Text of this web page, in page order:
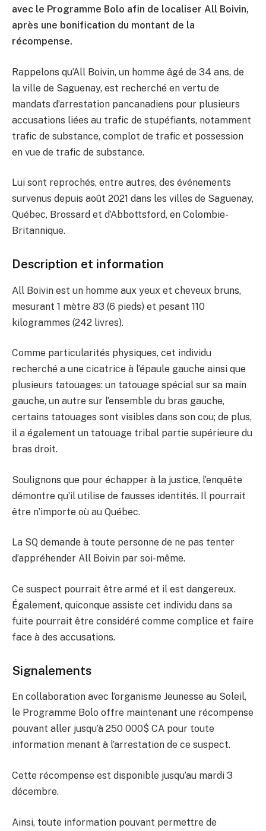
avec le Programme Bolo afin de localiser All Boivin,
après une bonification du montant de la
récompense.
Rappelons qu’All Boivin, un homme âgé de 34 ans, de
la ville de Saguenay, est recherché en vertu de
mandats d’arrestation pancanadiens pour plusieurs
accusations liées au trafic de stupéfiants, notamment
trafic de substance, complot de trafic et possession
en vue de trafic de substance.
Lui sont reprochés, entre autres, des événements
survenus depuis août 2021 dans les villes de Saguenay,
Québec, Brossard et d’Abbottsford, en Colombie-
Britannique.
Description et information
All Boivin est un homme aux yeux et cheveux bruns,
mesurant 1 mètre 83 (6 pieds) et pesant 110
kilogrammes (242 livres).
Comme particularités physiques, cet individu
recherché a une cicatrice à l’épaule gauche ainsi que
plusieurs tatouages: un tatouage spécial sur sa main
gauche, un autre sur l’ensemble du bras gauche,
certains tatouages sont visibles dans son cou; de plus,
il a également un tatouage tribal partie supérieure du
bras droit.
Soulignons que pour échapper à la justice, l’enquête
démontre qu’il utilise de fausses identités. Il pourrait
être n’importe où au Québec.
La SQ demande à toute personne de ne pas tenter
d’appréhender All Boivin par soi-même.
Ce suspect pourrait être armé et il est dangereux.
Également, quiconque assiste cet individu dans sa
fuite pourrait être considéré comme complice et faire
face à des accusations.
Signalements
En collaboration avec l’organisme Jeunesse au Soleil,
le Programme Bolo offre maintenant une récompense
pouvant aller jusqu’à 250 000$ CA pour toute
information menant à l’arrestation de ce suspect.
Cette récompense est disponible jusqu’au mardi 3
décembre.
Ainsi, toute information pouvant permettre de